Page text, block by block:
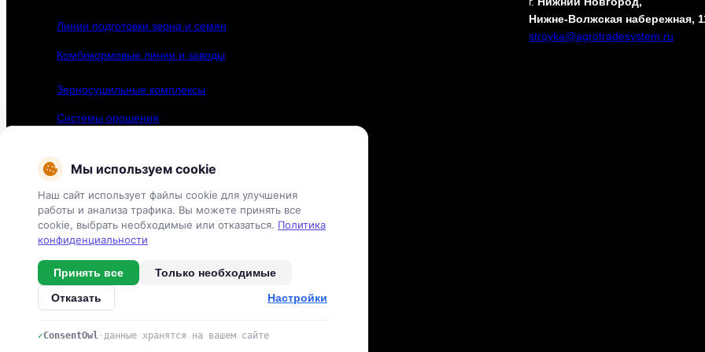
Линии подготовки зерна и семян
Комбикормовые линии и заводы
Зерносушильные комплексы
Системы орошения
Нижне-Волжская набережная,
stroyka@agrotradesystem.ru
Мы используем cookie
Наш сайт использует файлы cookie для улучшения
работы и анализа трафика. Вы можете принять все
cookie, выбрать необходимые или отказаться. Политика
конфиденциальности
Принять все
Только необходимые
Отказать
Настройки
✓ConsentOwl · данные хранятся на вашем сайте